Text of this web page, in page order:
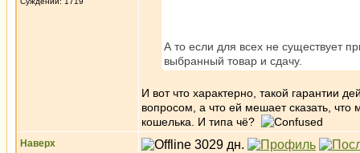
А то если для всех не существует
выбранный товар и сдачу.
И вот что характерно, такой гарантии
вопросом, а что ей мешает сказать,
кошелька. И типа чё?
Наверх